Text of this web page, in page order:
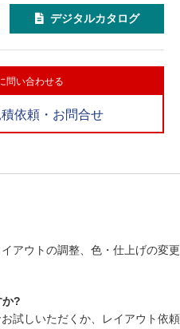
デジタルカタログ
問い合わせる
依頼・お問合せ
アウトの調整、色・仕上げの変更
か?
試しいただくか、レイアウト依頼